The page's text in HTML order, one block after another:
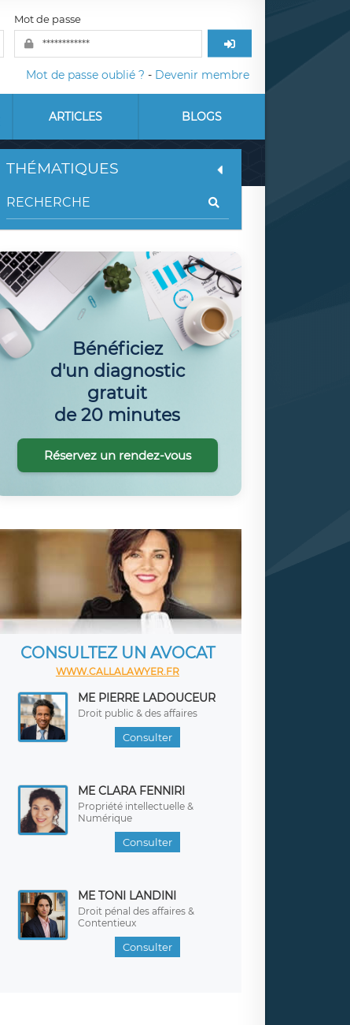
Mot de passe
Mot de passe oublié ? - Devenir membre
ARTICLES BLOGS
THÉMATIQUES
Bénéficiez
d'un diagnostic
gratuit
de 20 minutes
Réservez un rendez-vous
CONSULTEZ UN AVOCAT
WWW.CALLALAWYER.FR
ME PIERRE LADOUCEUR
Droit public & des affaires
Consulter
ME CLARA FENNIRI
Propriété intellectuelle &
Numérique
Consulter
ME TONI LANDINI
Droit pénal des affaires &
Contentieux
Consulter